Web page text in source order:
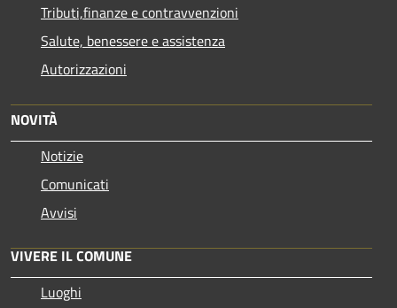
Tributi,finanze e contravvenzioni
Salute, benessere e assistenza
Autorizzazioni
NOVITÀ
Notizie
Comunicati
Avvisi
VIVERE IL COMUNE
Luoghi